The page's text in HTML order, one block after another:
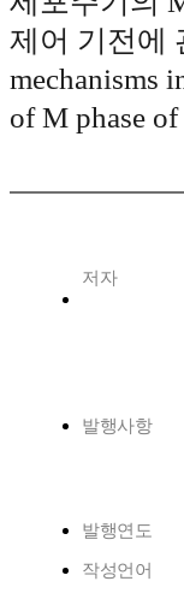
제어 기전에
mechanisms
of M phase
저자
발행사항
발행연도
작성언어